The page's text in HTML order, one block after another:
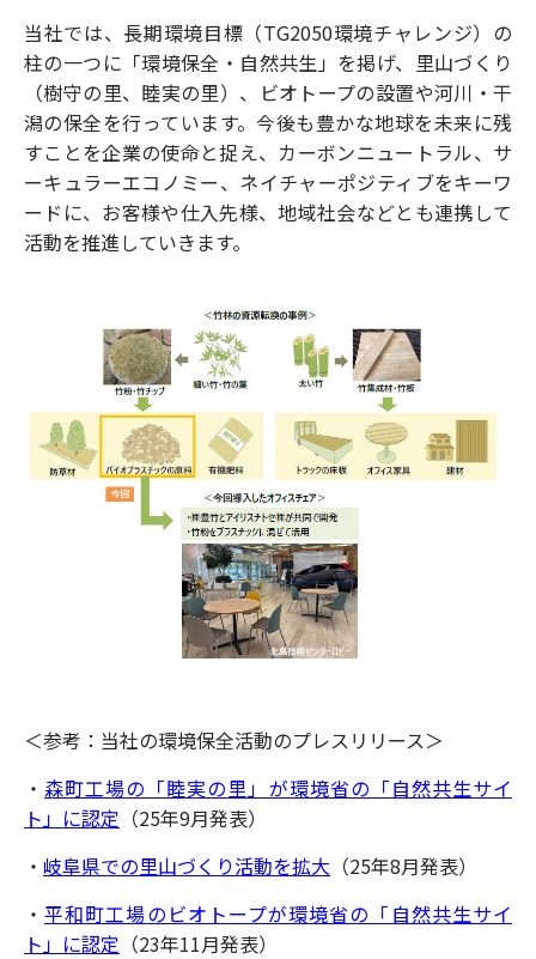
当社では、長期環境目標（TG2050環境チャレンジ）の
柱の一つに「環境保全・自然共生」を掲げ、里山づくり
（樹守の里、睦実の里）、ビオトープの設置や河川・干
潟の保全を行っています。今後も豊かな地球を未来に残
すことを企業の使命と捉え、カーボンニュートラル、サ
ーキュラーエコノミー、ネイチャーポジティブをキーワ
ードに、お客様や仕入先様、地域社会などとも連携して
活動を推進していきます。
＜参考：当社の環境保全活動のプレスリリース＞
・森町工場の「睦実の里」が環境省の「自然共生サイ
ト」に認定 （25年9月発表）
・ 岐阜県での里山づくり活動を拡大 （25年8月発表）
・平和町工場のビオトープが環境省の「自然共生サイ
ト」に認定 （23年11月発表）